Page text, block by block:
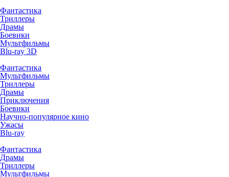
Фантастика
Триллеры
Драмы
Боевики
Мультфильмы
Blu-ray 3D
Фантастика
Мультфильмы
Триллеры
Драмы
Приключения
Боевики
Научно-популярное кино
Ужасы
Blu-ray
Фантастика
Драмы
Триллеры
Мультфильмы